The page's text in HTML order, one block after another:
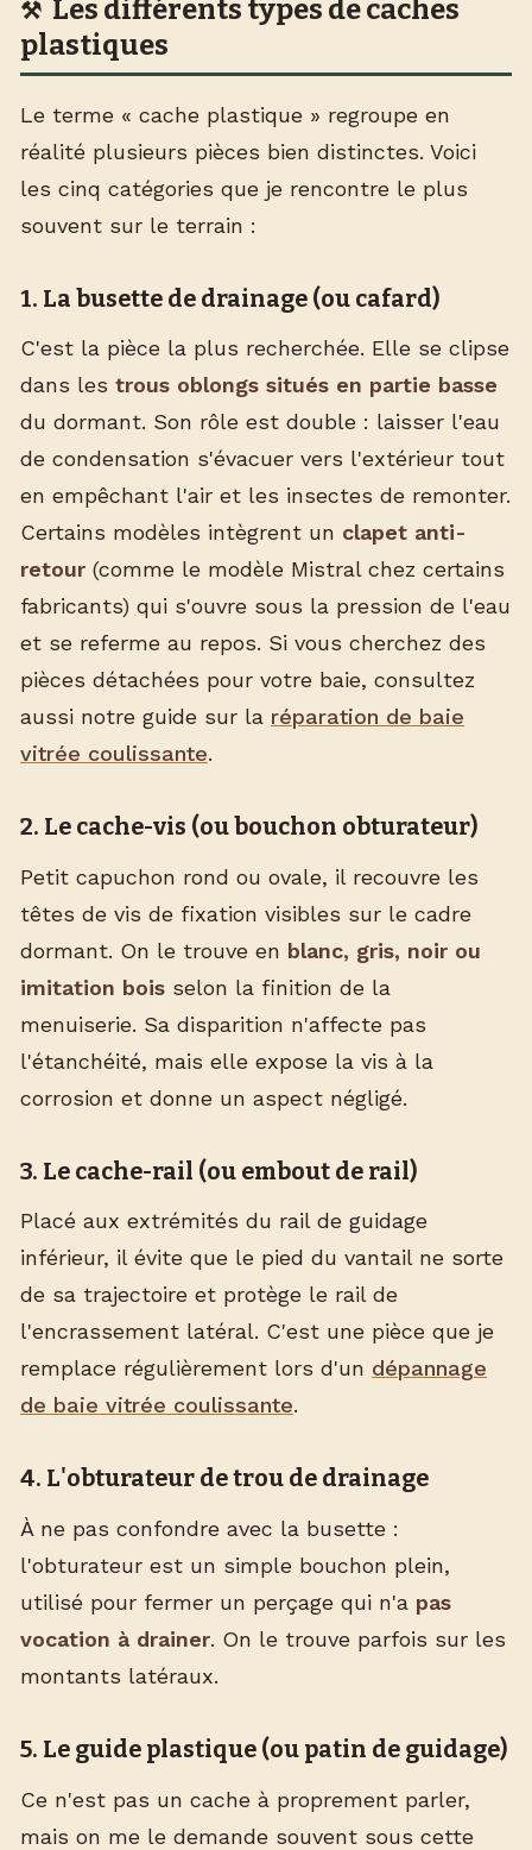
Les différents types de caches
plastiques
Le terme « cache plastique » regroupe en
réalité plusieurs pièces bien distinctes. Voici
les cinq catégories que je rencontre le plus
souvent sur le terrain :
1. La busette de drainage (ou cafard)
C'est la pièce la plus recherchée. Elle se clipse
dans les trous oblongs situés en partie basse
du dormant. Son rôle est double : laisser l'eau
de condensation s'évacuer vers l'extérieur tout
en empêchant l'air et les insectes de remonter.
Certains modèles intègrent un clapet anti-
retour (comme le modèle Mistral chez certains
fabricants) qui s'ouvre sous la pression de l'eau
et se referme au repos. Si vous cherchez des
pièces détachées pour votre baie, consultez
aussi notre guide sur la réparation de baie
vitrée coulissante.
2. Le cache-vis (ou bouchon obturateur)
Petit capuchon rond ou ovale, il recouvre les
têtes de vis de fixation visibles sur le cadre
dormant. On le trouve en blanc, gris, noir ou
imitation bois selon la finition de la
menuiserie. Sa disparition n'affecte pas
l'étanchéité, mais elle expose la vis à la
corrosion et donne un aspect négligé.
3. Le cache-rail (ou embout de rail)
Placé aux extrémités du rail de guidage
inférieur, il évite que le pied du vantail ne sorte
de sa trajectoire et protège le rail de
l'encrassement latéral. C'est une pièce que je
remplace régulièrement lors d'un dépannage
de baie vitrée coulissante.
4. L'obturateur de trou de drainage
À ne pas confondre avec la busette :
l'obturateur est un simple bouchon plein,
utilisé pour fermer un perçage qui n'a pas
vocation à drainer. On le trouve parfois sur les
montants latéraux.
5. Le guide plastique (ou patin de guidage)
Ce n'est pas un cache à proprement parler,
mais on me le demande souvent sous cette